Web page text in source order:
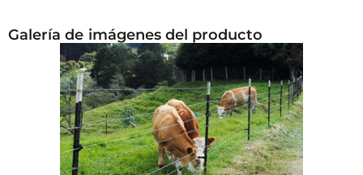
Galería de imágenes del producto